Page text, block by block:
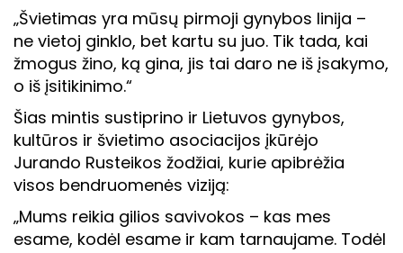
„Švietimas yra mūsų pirmoji gynybos linija –
ne vietoj ginklo, bet kartu su juo. Tik tada, kai
žmogus žino, ką gina, jis tai daro ne iš įsakymo,
o iš įsitikinimo.“
Šias mintis sustiprino ir Lietuvos gynybos,
kultūros ir švietimo asociacijos įkūrėjo
Jurando Rusteikos žodžiai, kurie apibrėžia
visos bendruomenės viziją:
„Mums reikia gilios savivokos – kas mes
esame, kodėl esame ir kam tarnaujame. Todėl